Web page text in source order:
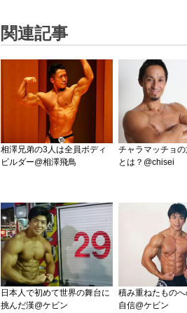
関連記事
相澤兄弟の3人は全員ボディ
ビルダー@相澤飛鳥
チャラマッチョ
とは？@chisei
日本人で初めて世界の舞台に
挑んだ漢@ケビン
積み重ねたもの
自信@ケビン